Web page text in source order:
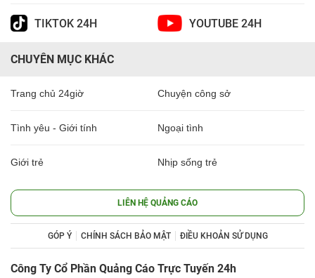
TIKTOK 24H YOUTUBE 24H
CHUYÊN MỤC KHÁC
Trang chủ 24giờ Chuyện công sở
Tình yêu - Giới tính Ngoại tình
Giới trẻ Nhịp sống trẻ
LIÊN HỆ QUẢNG CÁO
GÓP Ý CHÍNH SÁCH BẢO MẬT ĐIỀU KHOẢN SỬ DỤNG
Công Ty Cổ Phần Quảng Cáo Trực Tuyến 24h